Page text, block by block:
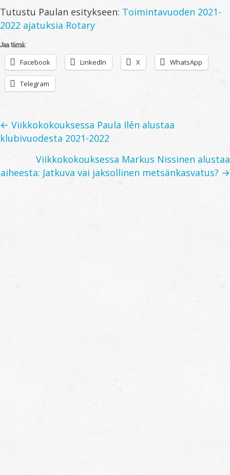
Tutustu Paulan esitykseen: Toimintavuoden 2021-
2022 ajatuksia Rotary
Jaa tämä:
Facebook LinkedIn X WhatsApp
Telegram
Posts
← Viikkokokouksessa Paula Ilén alustaa
klubivuodesta 2021-2022
Viikkokokouksessa Markus Nissinen alustaa
aiheesta: Jatkuva vai jaksollinen metsänkasvatus? →